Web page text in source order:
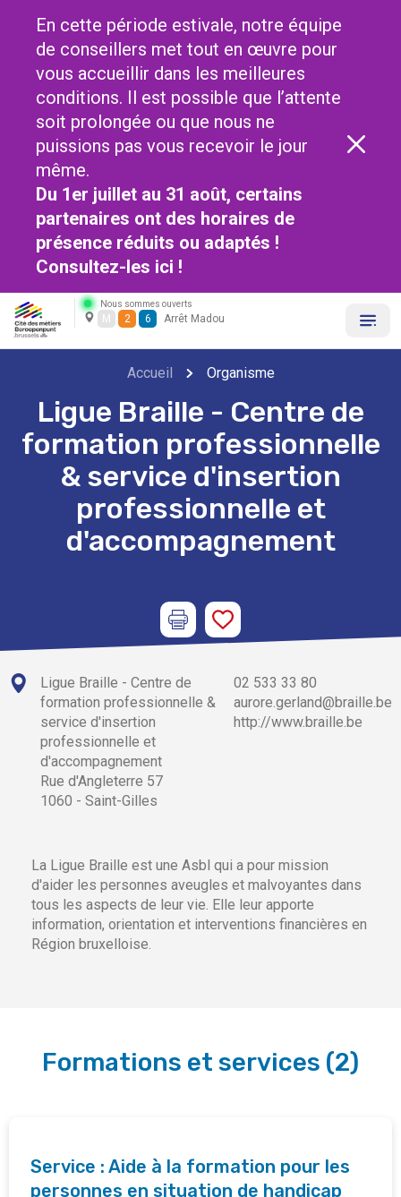
En cette période estivale, notre équipe
de conseillers met tout en œuvre pour
vous accueillir dans les meilleures
conditions. Il est possible que l’attente
soit prolongée ou que nous ne
puissions pas vous recevoir le jour
même.
Du 1er juillet au 31 août, certains
partenaires ont des horaires de
présence réduits ou adaptés !
Consultez-les ici !
Nous sommes ouverts
M 2 6 Arrêt Madou
Accueil Organisme
Ligue Braille - Centre de
formation professionnelle
& service d'insertion
professionnelle et
d'accompagnement
Ligue Braille - Centre de
formation professionnelle &
service d'insertion
professionnelle et
d'accompagnement
Rue d'Angleterre 57
1060 - Saint-Gilles
02 533 33 80
aurore.gerland@braille.be
http://www.braille.be
La Ligue Braille est une Asbl qui a pour mission
d'aider les personnes aveugles et malvoyantes dans
tous les aspects de leur vie. Elle leur apporte
information, orientation et interventions financières en
Région bruxelloise.
Formations et services (2)
Service : Aide à la formation pour les
personnes en situation de handicap